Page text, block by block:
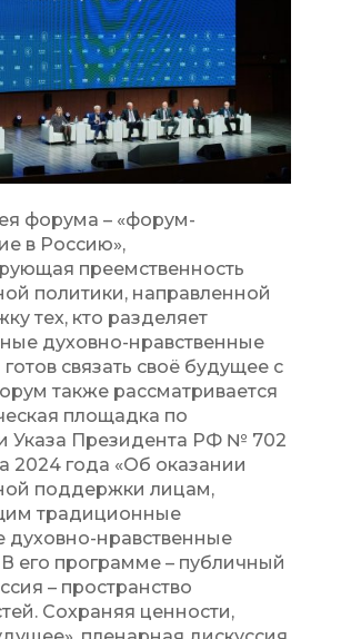
форума – «форум-
в Россию»,
преемственность
политики, направленной
тех, кто разделяет
духовно-нравственные
связать своё будущее с
также рассматривается
площадка по
Указа Президента РФ № 702
2024 года «Об оказании
поддержки лицам,
традиционные
духовно-нравственные
его программе – публичный
– пространство
Сохраняя ценности,